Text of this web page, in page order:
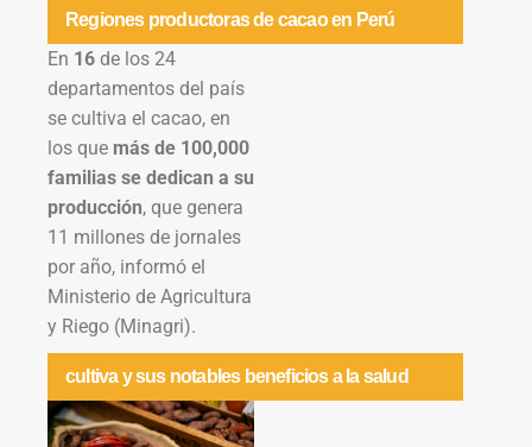
Regiones productoras de cacao en Perú
En 16 de los 24
departamentos del país
se cultiva el cacao, en
los que más de 100,000
familias se dedican a su
producción, que genera
11 millones de jornales
por año, informó el
Ministerio de Agricultura
y Riego (Minagri).
cultiva y sus notables beneficios a la salud